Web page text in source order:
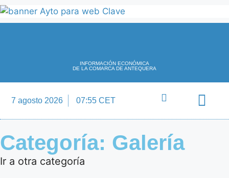
INFORMACIÓN ECONÓMICA
DE LA COMARCA DE ANTEQUERA
7 agosto 2026 07:55 CET
Categoría: Galería
Ir a otra categoría